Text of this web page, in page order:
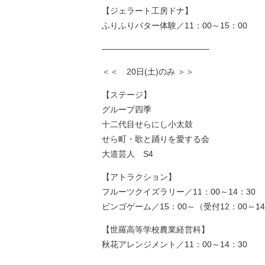
【ジェラート工房ドナ】
ふりふりバター体験／11：00～15：00
—————————————
＜＜ 20日(土)のみ ＞＞
【ステージ】
グループ四季
十二代目せらにし小太鼓
せら町・歌と踊りを愛する会
大道芸人 S4
【アトラクション】
フルーツクイズラリー／11：00～14：30
ビンゴゲーム／15：00～（受付12：00～
【世羅高等学校農業経営科】
秋花アレンジメント／11：00～14：30